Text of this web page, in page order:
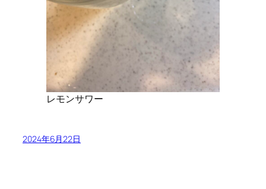
レモンサワー
2024年6月22日